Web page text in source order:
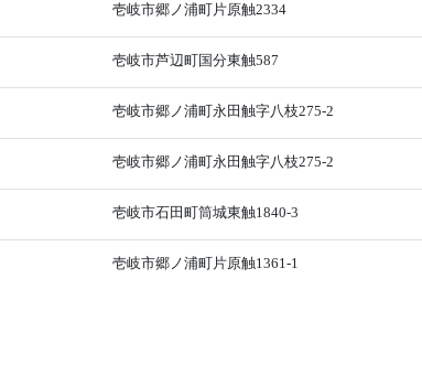
壱岐市郷ノ浦町片原触2334
壱岐市芦辺町国分東触587
壱岐市郷ノ浦町永田触字八枝275-2
壱岐市郷ノ浦町永田触字八枝275-2
壱岐市石田町筒城東触1840-3
壱岐市郷ノ浦町片原触1361-1